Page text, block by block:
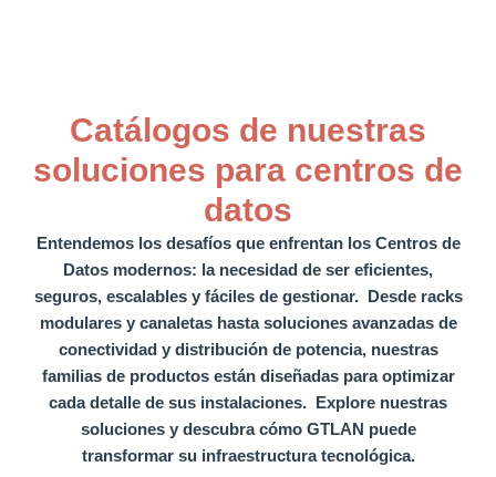
Catálogos de nuestras
soluciones para centros de
datos
Entendemos los desafíos que enfrentan los Centros de
Datos modernos: la necesidad de ser eficientes,
seguros, escalables y fáciles de gestionar. Desde racks
modulares y canaletas hasta soluciones avanzadas de
conectividad y distribución de potencia, nuestras
familias de productos están diseñadas para optimizar
cada detalle de sus instalaciones. Explore nuestras
soluciones y descubra cómo GTLAN puede
transformar su infraestructura tecnológica.